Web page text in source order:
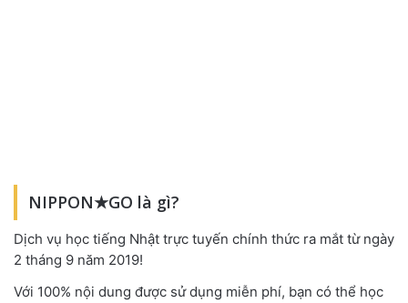
NIPPON★GO là gì?
Dịch vụ học tiếng Nhật trực tuyến chính thức ra mắt từ ngày
2 tháng 9 năm 2019!
Với 100% nội dung được sử dụng miễn phí, bạn có thể học